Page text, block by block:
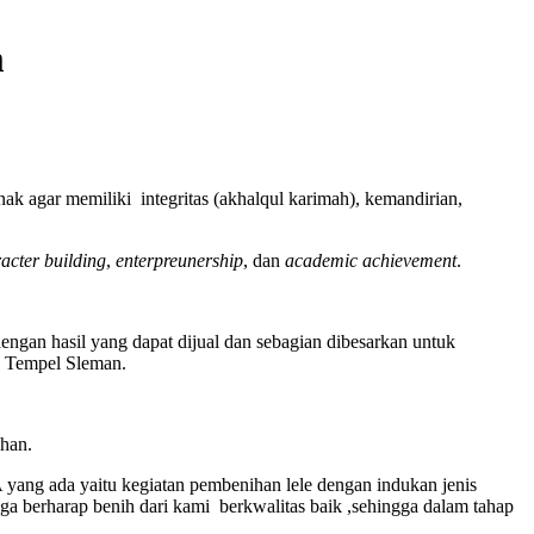
agar memiliki integritas (akhalqul karimah), kemandirian,
building, enterpreunership, dan academic achievement.
hasil yang dapat dijual dan sebagian dibesarkan untuk
Sleman.
ada yaitu kegiatan pembenihan lele dengan indukan jenis
berharap benih dari kami berkwalitas baik ,sehingga dalam tahap